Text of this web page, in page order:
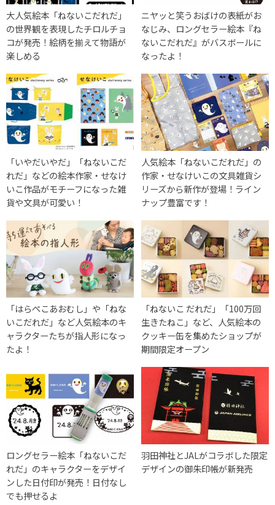
大人気絵本「ねないこだれだ」
の世界観を表現したチロルチョ
コが発売！絵柄を揃えて物語が
楽しめる
ニヤッと笑うおばけの表紙がお
なじみ、ロングセラー絵本『ね
ないこだれだ』がバスボールに
なったよ！
「いやだいやだ」「ねないこだ
れだ」などの絵本作家・せなけ
いこ作品がモチーフになった雑
貨や文具が可愛い！
人気絵本「ねないこだれだ」の
作家・せなけいこの文具雑貨シ
リーズから新作が登場！ライン
ナップ豊富です！
「はらぺこあおむし」や「ねな
いこだれだ」など人気絵本のキ
ャラクターたちが指人形になっ
たよ！
「ねないこ だれだ」「100万回
生きたねこ」など、人気絵本の
クッキー缶を集めたショップが
期間限定オープン
ロングセラー絵本「ねないこだ
れだ」のキャラクターをデザイ
ンした日付印が発売！日付なし
でも押せるよ
羽田神社とJALがコラボした限定
デザインの御朱印帳が新発売